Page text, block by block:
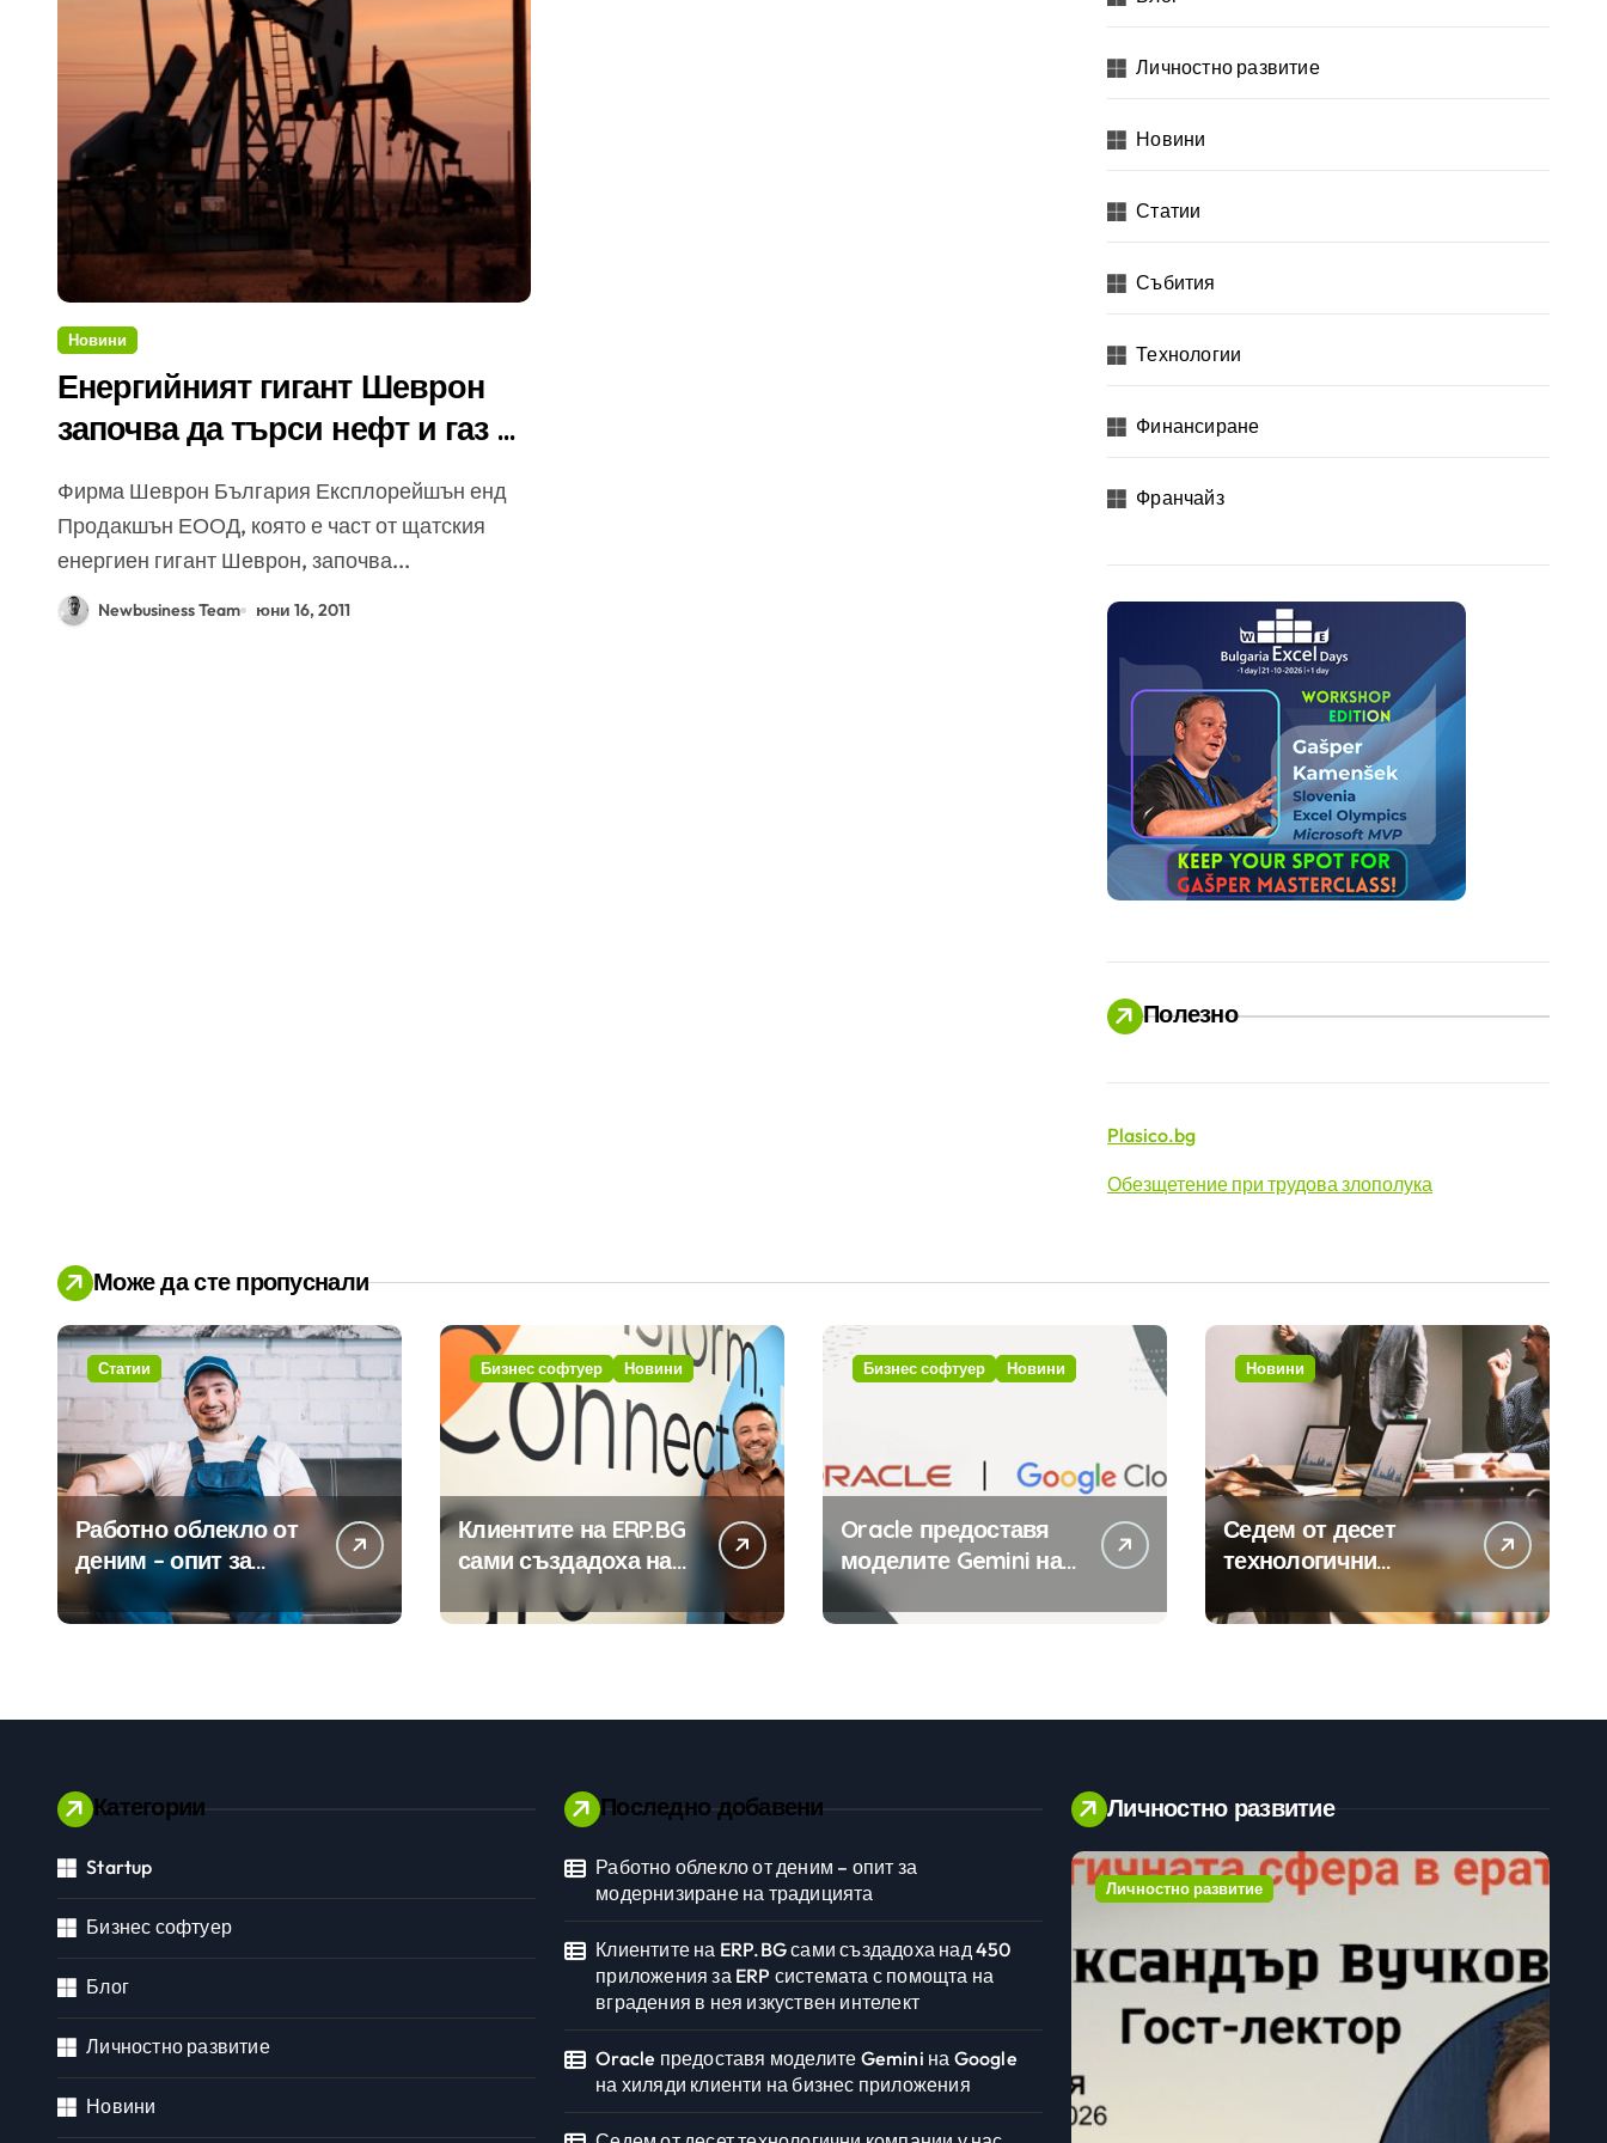
Новини
Енергийният гигант Шеврон
започва да търси нефт и газ у
Фирма Шеврон България Експлорейшън енд
Продакшън ЕООД, която е част от щатския
енергиен гигант Шеврон, започва...
Newbusiness Team юни 16, 2011
Личностно развитие
Новини
Статии
Събития
Технологии
Финансиране
Франчайз
Полезно
Plasico.bg
Обезщетение при трудова злополука
Може да сте пропуснали
Статии
Работно облекло от
деним – опит за
модернизиране на
традицията
Бизнес софтуер Новини
Клиентите на ERP.BG
сами създадоха над
ERP системата с
изкуствен интелект
Бизнес софтуер Новини
Oracle предоставя
моделите Gemini на
Google на хиляди
клиенти на бизнес
Новини
Седем от десет
технологични
компании у нас
предлагат хибридна
Категории
Startup
Бизнес софтуер
Блог
Личностно развитие
Новини
Последно добавени
Работно облекло от деним – опит за
модернизиране на традицията
Клиентите на ERP.BG сами създадоха над 450
приложения за ERP системата с помощта на
вградения в нея изкуствен интелект
Oracle предоставя моделите Gemini на Google
на хиляди клиенти на бизнес приложения
Личностно развитие
Личностно развитие Личностно развитие